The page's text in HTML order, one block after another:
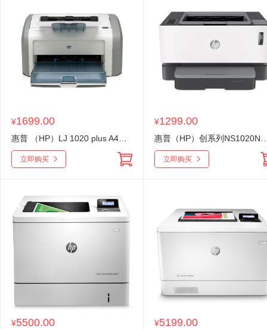
¥1699.00
立即购买
¥1299.00
立即购买
¥5500.00 ¥5199.00